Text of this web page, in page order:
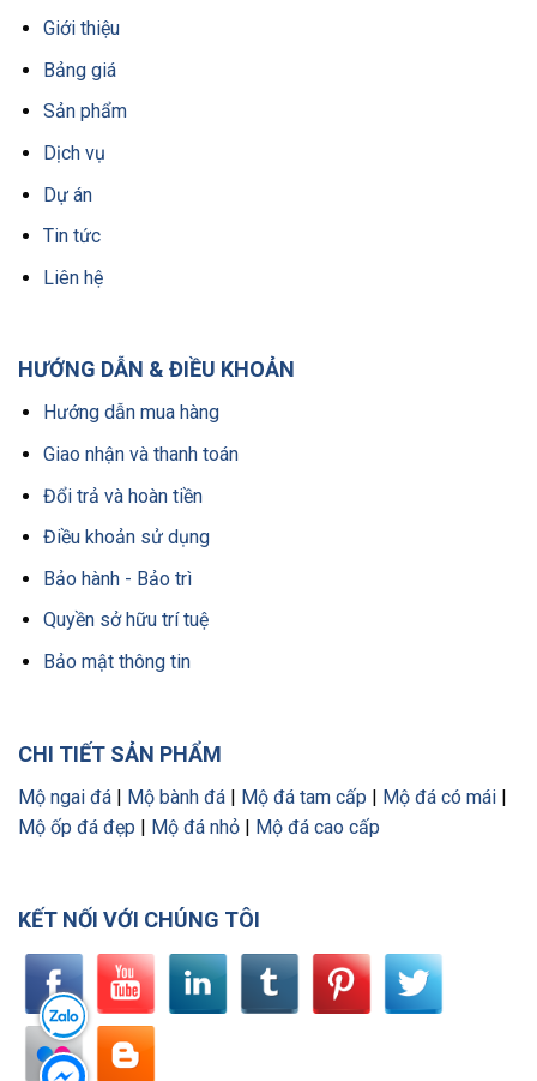
Giới thiệu
Bảng giá
Sản phẩm
Dịch vụ
Dự án
Tin tức
Liên hệ
HƯỚNG DẪN & ĐIỀU KHOẢN
Hướng dẫn mua hàng
Giao nhận và thanh toán
Đổi trả và hoàn tiền
Điều khoản sử dụng
Bảo hành - Bảo trì
Quyền sở hữu trí tuệ
Bảo mật thông tin
CHI TIẾT SẢN PHẨM
Mộ ngai đá | Mộ bành đá | Mộ đá tam cấp | Mộ đá có mái |
Mộ ốp đá đẹp | Mộ đá nhỏ | Mộ đá cao cấp
KẾT NỐI VỚI CHÚNG TÔI